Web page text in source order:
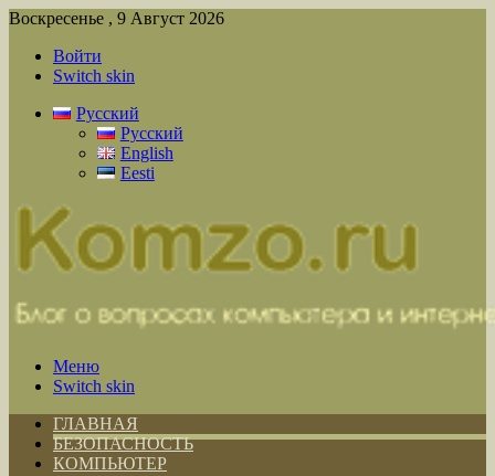
Воскресенье , 9 Август 2026
Войти
Switch skin
Русский
Русский
English
Eesti
Меню
Switch skin
ГЛАВНАЯ
БЕЗОПАСНОСТЬ
КОМПЬЮТЕР